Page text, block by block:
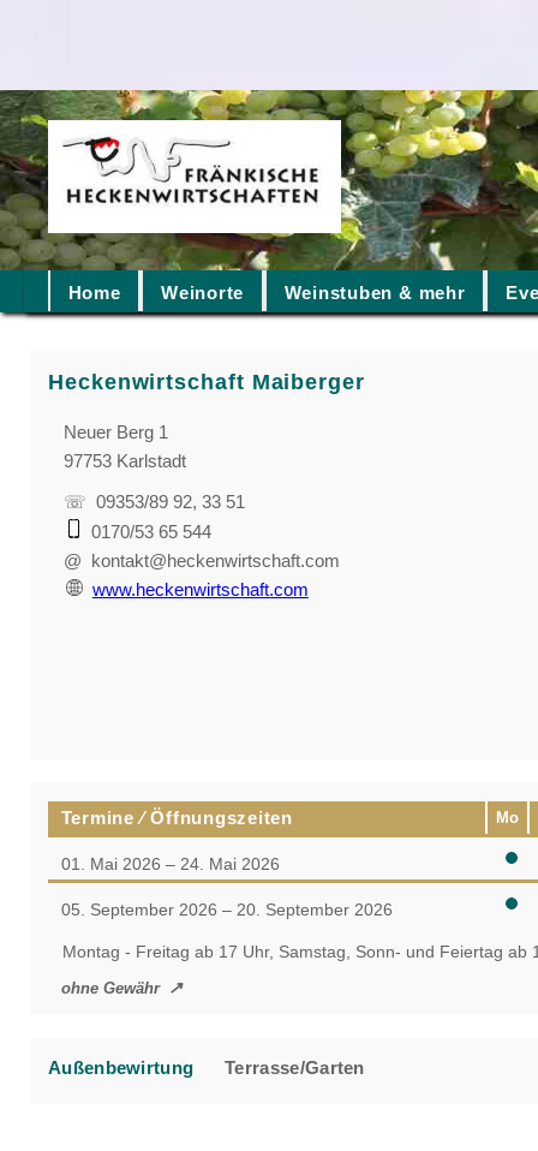
Home Weinorte Weinstuben & mehr
Heckenwirtschaft Maiberger
Neuer Berg 1
97753 Karlstadt
☏ 09353/89 92, 33 51
0170/53 65 544
@ kontakt@heckenwirtschaft.com
www.heckenwirtschaft.com
Termine ⁄ Öffnungszeiten Mo
01. Mai 2026 – 24. Mai 2026
05. September 2026 – 20. September 2026
Montag - Freitag ab 17 Uhr, Samstag, Sonn- und Feiertag ab
ohne Gewähr
Außenbewirtung Terrasse/Garten